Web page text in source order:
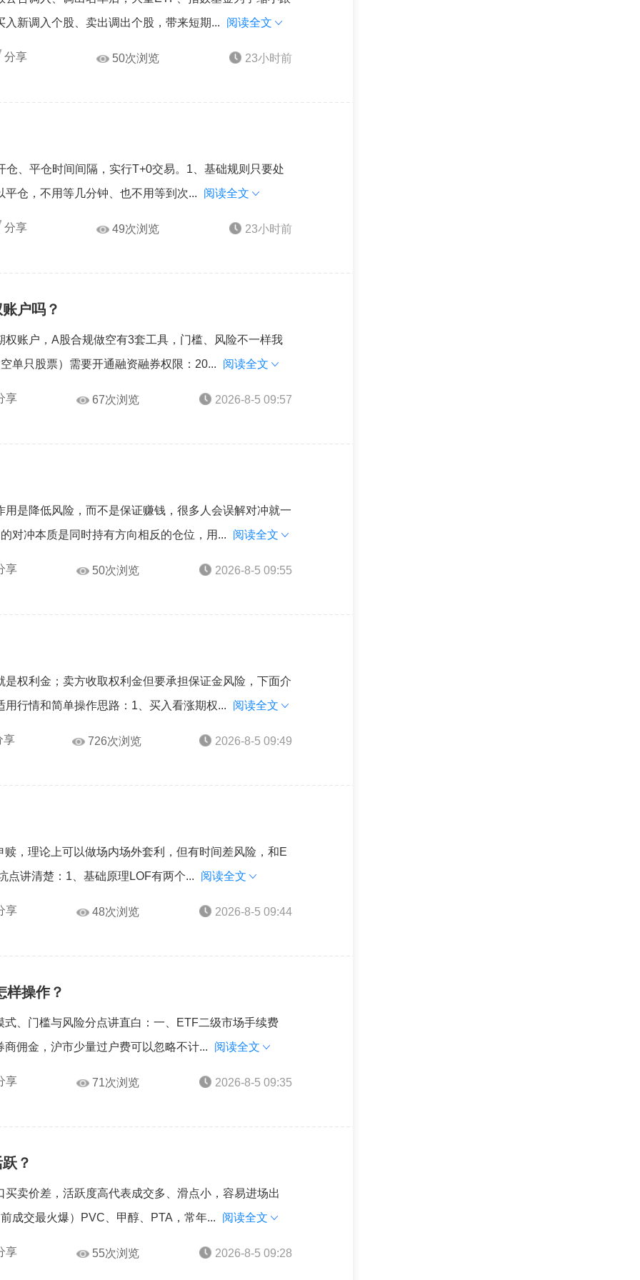
新调入个股、卖出调出个股，带来短期...
阅读全文
分享 50次浏览 23小时前
、平仓时间间隔，实行T+0交易。1、基础规则只要处
仓，不用等几分钟、也不用等到次...
阅读全文
分享 49次浏览 23小时前
户吗？
账户，A股合规做空有3套工具，门槛、风险不一样我
单只股票）需要开通融资融券权限：20...
阅读全文
享 67次浏览 2026-8-5 09:57
是降低风险，而不是保证赚钱，很多人会误解对冲就一
对冲本质是同时持有方向相反的仓位，用...
阅读全文
享 50次浏览 2026-8-5 09:55
权利金；卖方收取权利金但要承担保证金风险，下面介
行情和简单操作思路：1、买入看涨期权...
阅读全文
享 726次浏览 2026-8-5 09:49
，理论上可以做场内场外套利，但有时间差风险，和E
点讲清楚：1、基础原理LOF有两个...
阅读全文
享 48次浏览 2026-8-5 09:44
样操作？
、门槛与风险分点讲直白：一、ETF二级市场手续费
佣金，沪市少量过户费可以忽略不计...
阅读全文
享 71次浏览 2026-8-5 09:35
？
卖价差，活跃度高代表成交多、滑点小，容易进场出
成交最火爆）PVC、甲醇、PTA，常年...
阅读全文
享 55次浏览 2026-8-5 09:28